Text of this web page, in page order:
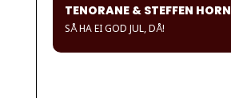
TENORANE & STEFFEN HORN
SÅ HA EI GOD JUL, DÅ!